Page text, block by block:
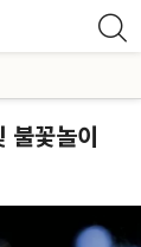
불꽃놀이